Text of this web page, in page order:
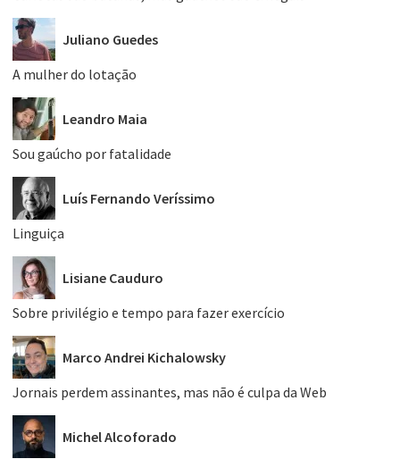
Juliano Guedes
A mulher do lotação
Leandro Maia
Sou gaúcho por fatalidade
Luís Fernando Veríssimo
Linguiça
Lisiane Cauduro
Sobre privilégio e tempo para fazer exercício
Marco Andrei Kichalowsky
Jornais perdem assinantes, mas não é culpa da Web
Michel Alcoforado